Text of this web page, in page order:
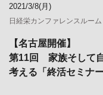
2021/3/8(月)
日経栄カンファレンスルーム
【名古屋開催】
第11回 家族そして
考える「終活セミナー